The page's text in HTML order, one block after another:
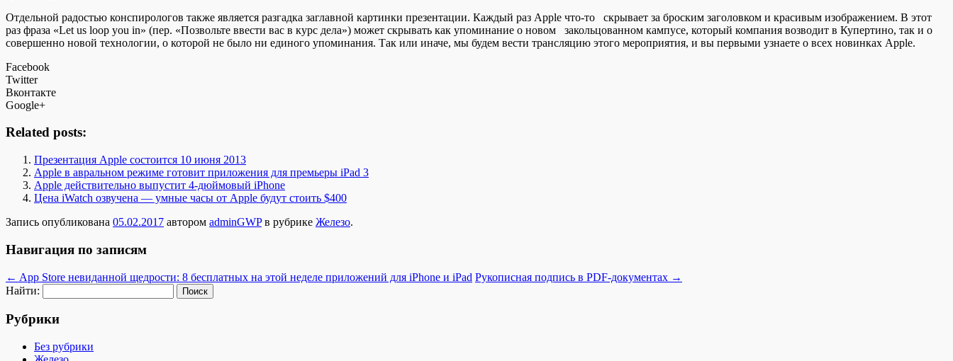
Отдельной радостью конспирологов также является разгадка заглавной картинки презентации. Каждый раз Apple что-то скрывает за броским заголовком и красивым изображением. В этот
раз фраза «Let us loop you in» (пер. «Позвольте ввести вас в курс дела») может скрывать как упоминание о новом закольцованном кампусе, который компания возводит в Купертино, так и о
совершенно новой технологии, о которой не было ни единого упоминания. Так или иначе, мы будем вести трансляцию этого мероприятия, и вы первыми узнаете о всех новинках Apple.
Facebook
Twitter
Вконтакте
Google+
Related posts:
Презентация Apple состоится 10 июня 2013
Apple в авральном режиме готовит приложения для премьеры iPad 3
Apple действительно выпустит 4-дюймовый iPhone
Цена iWatch озвучена — умные часы от Apple будут стоить $400
Запись опубликована 05.02.2017 автором adminGWPв рубрике Железо.
Навигация по записям
← App Store невиданной щедрости: 8 бесплатных на этой неделе приложений для iPhone и iPad Рукописная подпись в PDF-документах →
Найти:
Рубрики
Без рубрики